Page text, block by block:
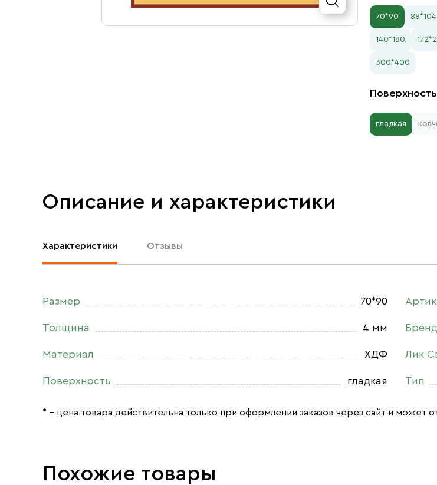
70*90 88*104
140*180
300*400
Поверхность
гладкая
Описание и характеристики
Характеристики Отзывы
Размер 70*90
Толщина 4 мм
Материал ХДФ
Поверхность гладкая
Бренд
Лик
Тип
* – цена товара действительна только при оформлении заказов через сайт и может
Похожие товары